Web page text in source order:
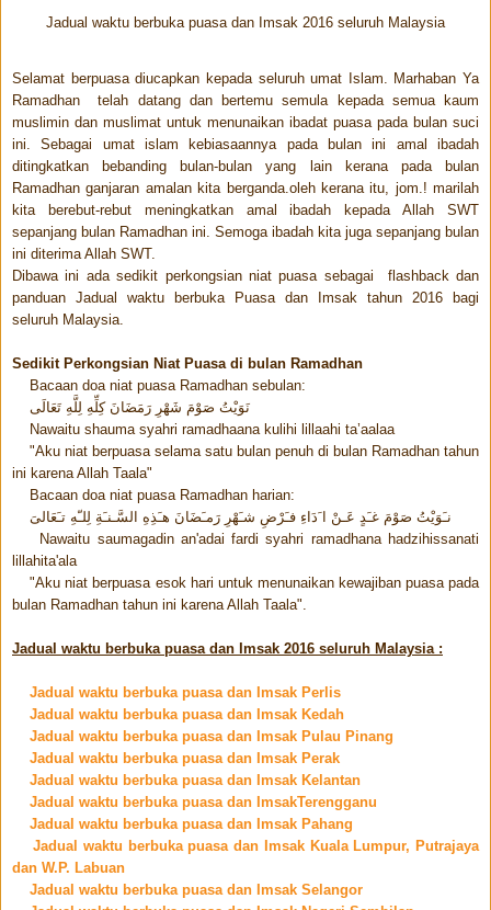
Jadual waktu berbuka puasa dan Imsak 2016 seluruh Malaysia
Selamat berpuasa diucapkan kepada seluruh umat Islam. Marhaban Ya
Ramadhan telah datang dan bertemu semula kepada semua kaum
muslimin dan muslimat untuk menunaikan ibadat puasa pada bulan suci
ini. Sebagai umat islam kebiasaannya pada bulan ini amal ibadah
ditingkatkan bebanding bulan-bulan yang lain kerana pada bulan
Ramadhan ganjaran amalan kita berganda.oleh kerana itu, jom.! marilah
kita berebut-rebut meningkatkan amal ibadah kepada Allah SWT
sepanjang bulan Ramadhan ini. Semoga ibadah kita juga sepanjang bulan
ini diterima Allah SWT.
Dibawa ini ada sedikit perkongsian niat puasa sebagai flashback dan
panduan Jadual waktu berbuka Puasa dan Imsak tahun 2016 bagi
seluruh Malaysia.
Sedikit Perkongsian Niat Puasa di bulan Ramadhan
Bacaan doa niat puasa Ramadhan sebulan:
نَوَيْتُ صَوْمَ شَهْرِ رَمَضَانَ كِلِّهِ لِلَّهِ تَعَالَى
Nawaitu shauma syahri ramadhaana kulihi lillaahi ta’aalaa
"Aku niat berpuasa selama satu bulan penuh di bulan Ramadhan tahun
ini karena Allah Taala"
Bacaan doa niat puasa Ramadhan harian:
نـَوَيْتُ صَوْمَ غـَدٍ عَـنْ ا َدَاءِ فـَرْضِ شـَهْرِ رَمـَضَانَ هـَذِهِ السَّـنـَةِ لِلـّهِ تـَعَالىَ
Nawaitu saumagadin an'adai fardi syahri ramadhana hadzihissanati
lillahita'ala
"Aku niat berpuasa esok hari untuk menunaikan kewajiban puasa pada
bulan Ramadhan tahun ini karena Allah Taala".
Jadual waktu berbuka puasa dan Imsak 2016 seluruh Malaysia :
Jadual waktu berbuka puasa dan Imsak Perlis
Jadual waktu berbuka puasa dan Imsak Kedah
Jadual waktu berbuka puasa dan Imsak Pulau Pinang
Jadual waktu berbuka puasa dan Imsak Perak
Jadual waktu berbuka puasa dan Imsak Kelantan
Jadual waktu berbuka puasa dan ImsakTerengganu
Jadual waktu berbuka puasa dan Imsak Pahang
Jadual waktu berbuka puasa dan Imsak Kuala Lumpur, Putrajaya
dan W.P. Labuan
Jadual waktu berbuka puasa dan Imsak Selangor